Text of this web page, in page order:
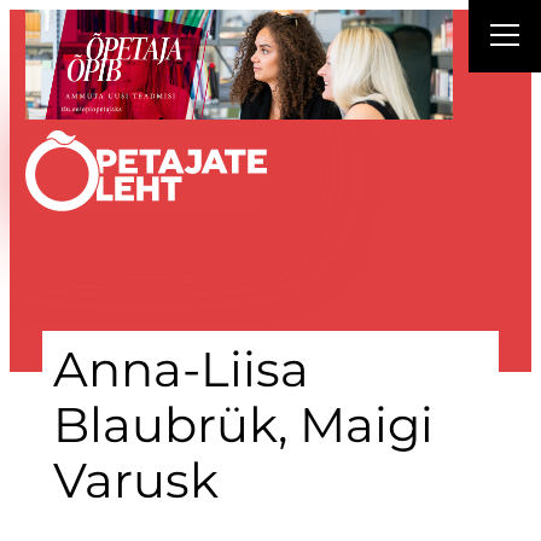
Liigu
sisu
juurde
Anna-Liisa
Blaubrük, Maigi
Varusk